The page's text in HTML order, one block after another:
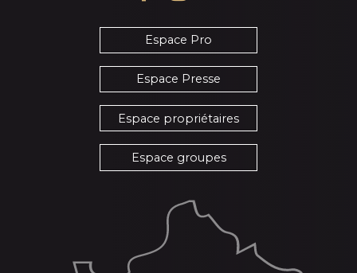
Espace Pro
Espace Presse
Espace propriétaires
Espace groupes